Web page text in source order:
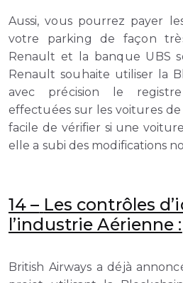
Aussi, vous pourrez payer
votre parking de façon
Renault et la banque UBS
Renault souhaite utiliser la
avec précision le
effectuées sur les voitures
facile de vérifier si une
elle a subi des modifications
14 – Les contrôles
l’industrie Aérienne :
British Airways a déjà